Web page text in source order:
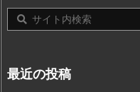
最近の投稿